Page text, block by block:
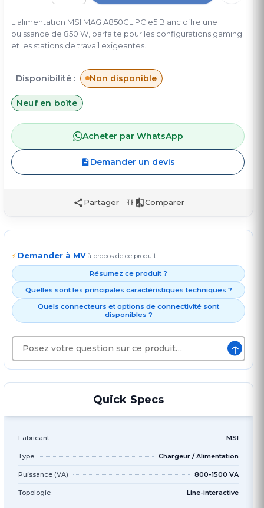
L'alimentation MSI MAG A850GL PCIe5 Blanc offre une
puissance de 850 W, parfaite pour les configurations gaming
et les stations de travail exigeantes.
Disponibilité : Non disponible
Neuf en boîte
Acheter par WhatsApp
Demander un devis
Partager Comparer
⚡ Demander à MV à propos de ce produit
Résumez ce produit ?
Quelles sont les principales caractéristiques techniques ?
Quels connecteurs et options de connectivité sont
disponibles ?
↑
Quick Specs
Fabricant MSI
Type Chargeur / Alimentation
Puissance (VA) 800-1500 VA
Topologie Line-interactive